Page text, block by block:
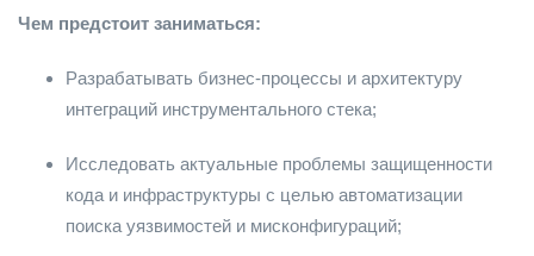
Чем предстоит заниматься:
Разрабатывать бизнес-процессы и архитектуру
интеграций инструментального стека;
Исследовать актуальные проблемы защищенности
кода и инфраструктуры с целью автоматизации
поиска уязвимостей и мисконфигураций;